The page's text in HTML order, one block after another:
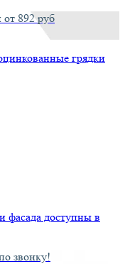
892 руб
грядки
фасада доступны в
звонку!